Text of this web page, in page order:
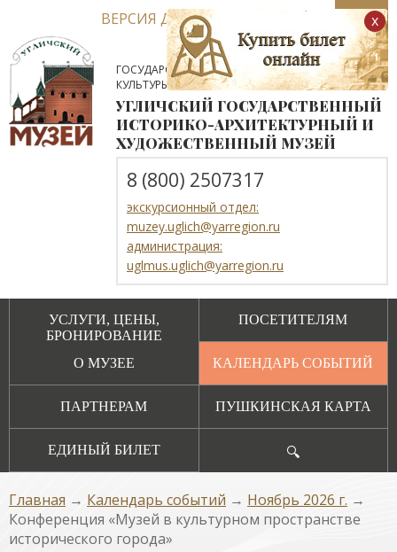
ВЕРСИЯ ДЛЯ СЛАБОВИДЯЩИХ
ГОСУДАРСТВЕННОЕ АВТОНОМНОЕ УЧРЕЖДЕНИЕ
КУЛЬТУРЫ ЯРОСЛАВСКОЙ ОБЛАСТИ
УГЛИЧСКИЙ ГОСУДАРСТВЕННЫЙ
ИСТОРИКО-АРХИТЕКТУРНЫЙ И
ХУДОЖЕСТВЕННЫЙ МУЗЕЙ
8 (800) 2507317
экскурсионный отдел:
muzey.uglich@yarregion.ru
администрация:
uglmus.uglich@yarregion.ru
УСЛУГИ, ЦЕНЫ,
БРОНИРОВАНИЕ
ПОСЕТИТЕЛЯМ
О МУЗЕЕ КАЛЕНДАРЬ СОБЫТИЙ
ПАРТНЕРАМ ПУШКИНСКАЯ КАРТА
ЕДИНЫЙ БИЛЕТ 🔍
Главная → Календарь событий → Ноябрь 2026 г. →
Конференция «Музей в культурном пространстве
исторического города»
x